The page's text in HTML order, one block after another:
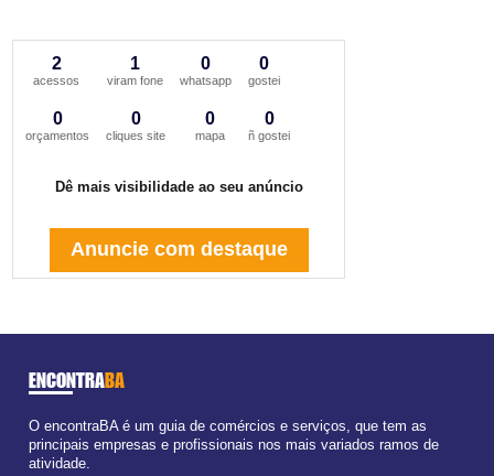
2
acessos
1
viram fone
0
whatsapp
0
gostei
0
orçamentos
0
cliques site
0
mapa
0
ñ gostei
Dê mais visibilidade ao seu anúncio
Anuncie com destaque
ENCONTRABA
O encontraBA é um guia de comércios e serviços, que tem as
principais empresas e profissionais nos mais variados ramos de
atividade.